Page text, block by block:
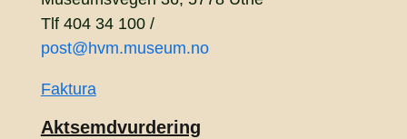
Tlf 404 34 100 /
post@hvm.museum.no
Faktura
Aktsemdvurdering